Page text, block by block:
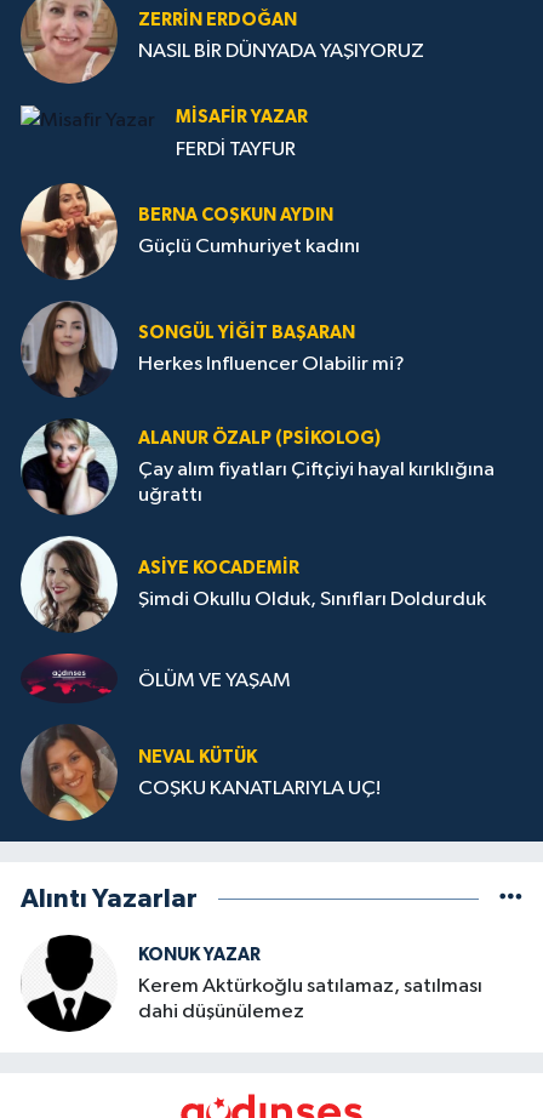
ZERRIN ERDOĞAN
NASIL BİR DÜNYADA YAŞIYORUZ
MISAFIR YAZAR
FERDİ TAYFUR
BERNA COŞKUN AYDIN
Güçlü Cumhuriyet kadını
SONGÜL YIĞIT BAŞARAN
Herkes Influencer Olabilir mi?
ALANUR ÖZALP (PSIKOLOG)
Çay alım fiyatları Çiftçiyi hayal kırıklığına
uğrattı
ASIYE KOCADEMİR
Şimdi Okullu Olduk, Sınıfları Doldurduk
ÖLÜM VE YAŞAM
NEVAL KÜTÜK
COŞKU KANATLARIYLA UÇ!
Alıntı Yazarlar
KONUK YAZAR
Kerem Aktürkoğlu satılamaz, satılması
dahi düşünülemez